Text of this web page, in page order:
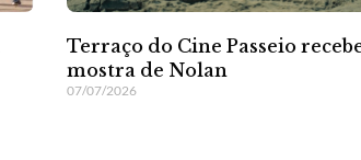
Terraço do Cine Passeio
mostra de Nolan
07/07/2026